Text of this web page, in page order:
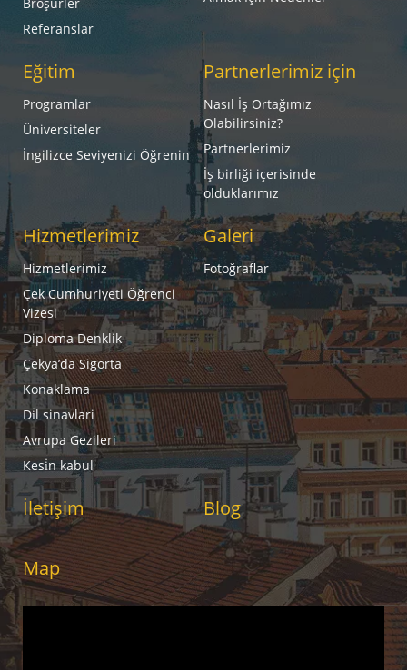
Referanslar
Eğitim
Programlar
Üniversiteler
İngilizce Seviyenizi Öğrenin
Partnerlerimiz için
Nasıl İş Ortağımız
Olabilirsiniz?
Partnerlerimiz
İş birliği içerisinde
olduklarımız
Hizmetlerimiz
Hizmetlerimiz
Çek Cumhuriyeti Öğrenci
Vizesi
Diploma Denklik
Çekya’da Sigorta
Konaklama
Di̇l sinavlari
Avrupa Gezileri
Kesi̇n kabul
Galeri
Fotoğraflar
İletişim Blog
Map